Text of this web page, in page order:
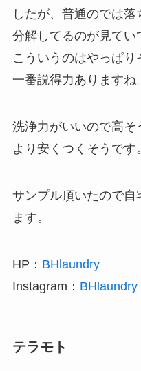
したが、普通のでは
分解してるのが見てい
こういうのはやっぱ
一番説得力ありますね。
洗浄力がいいので高そ
より安くつくそうです。
サンプル頂いたので
ます。
HP： BHlaundry
Instagram： BHlaundry
テラモト